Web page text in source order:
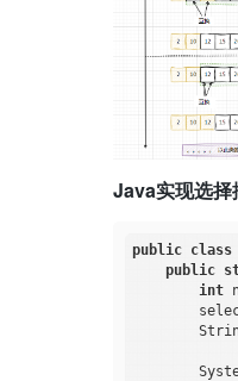
Java实现选择
public class
public
int